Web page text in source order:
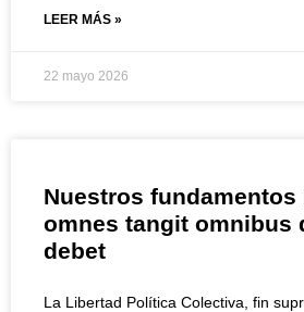
LEER MÁS »
22 mayo 2026
Nuestros fundamentos
omnes tangit omnibus
debet
La Libertad Política Colectiva, fin